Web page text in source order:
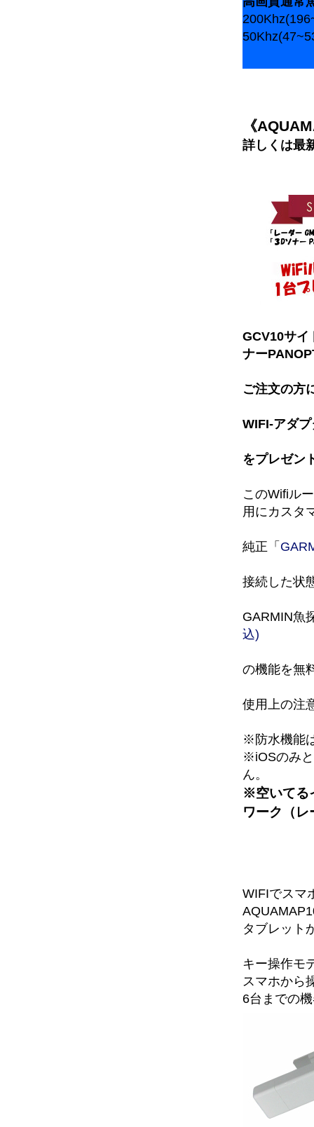
《
詳しくは最
GCV10サイ
ナー
ご注文の方
WIFI-アダ
をプレゼン
このWifiル
用にカスタ
純正「
接続した状
GARMIN
込)
の機能を無
使用上の注
※防水機能
※iOSのみ
ん。
※空いてる
ワーク（
WIFIでス
タブレット
キー操作モ
スマホから
6台までの